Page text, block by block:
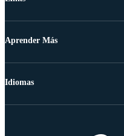
Aprender Más
Idiomas